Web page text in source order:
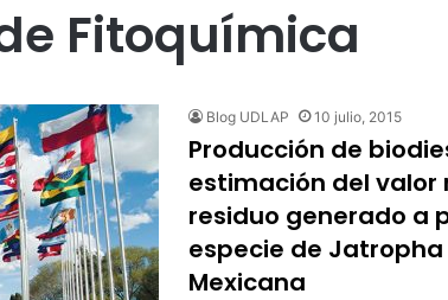
Fitoquímica
Blog UDLAP 10 julio, 2015
Producción de
estimación del valor
residuo generado a
especie de
Mexicana